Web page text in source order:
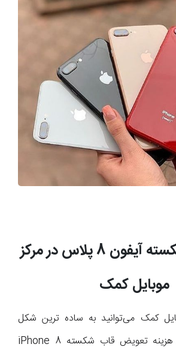
تعمیر قاب شکسته آیفون 8 پلاس در مرکز
موبایل کمک
کمک می‌توانید به ساده ترین شکل
ممکن و با کمترین هزینه تعویض قاب شکسته iPhone 8